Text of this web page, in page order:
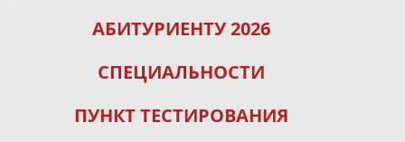
АБИТУРИЕНТУ 2026
СПЕЦИАЛЬНОСТИ
ПУНКТ ТЕСТИРОВАНИЯ